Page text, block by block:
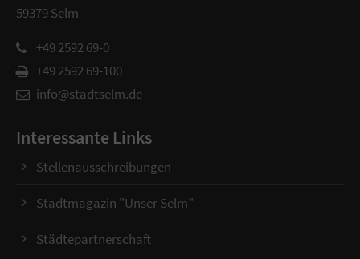
59379 Selm
+49 2592 69-0
+49 2592 69-100
info@stadtselm.de
Interessante Links
Stellenausschreibungen
Stadtmagazin "Unser Selm"
Städtepartnerschaft